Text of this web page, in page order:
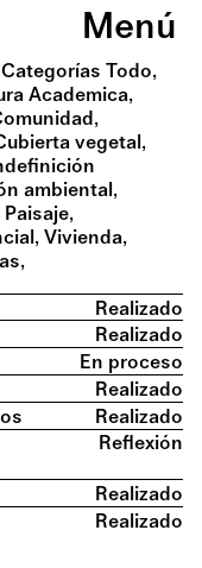
Menú
Categorías Todo
Academica
vegetal
ambiental
Paisaje
Vivienda
Realizado
Realizado
En proceso
Realizado
Realizado
Reflexión
Realizado
Realizado